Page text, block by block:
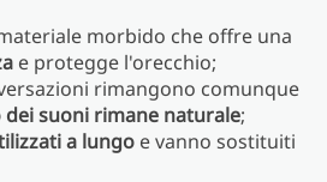
morbido che offre una
e protegge l'orecchio;
rimangono comunque
suoni rimane naturale;
a lungo e vanno sostituiti